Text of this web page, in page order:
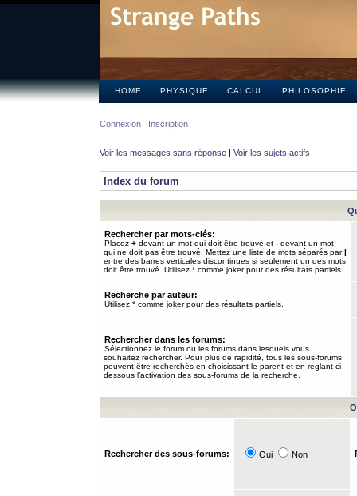
HOME PHYSIQUE CALCUL PHILOSOPHIE
Connexion Inscription
Voir les messages sans réponse | Voir les sujets actifs
Index du forum
Rechercher par mots-clés:
Placez + devant un mot qui doit être trouvé et - devant un mot
qui ne doit pas être trouvé. Mettez une liste de mots séparés par|
entre des barres verticales discontinues si seulement un des mots
doit être trouvé. Utilisez * comme joker pour des résultats partiels.
Recherche par auteur:
Utilisez * comme joker pour des résultats partiels.
Rechercher dans les forums:
Sélectionnez le forum ou les forums dans lesquels vous
souhaitez rechercher. Pour plus de rapidité, tous les sous-forums
peuvent être recherchés en choisissant le parent et en réglant ci-
dessous l’activation des sous-forums de la recherche.
Rechercher des sous-forums: Oui Non